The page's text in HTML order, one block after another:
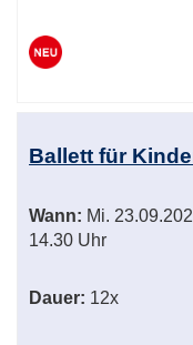
Ballett für
Wann: Mi.
14.30 Uhr
Dauer: 12x